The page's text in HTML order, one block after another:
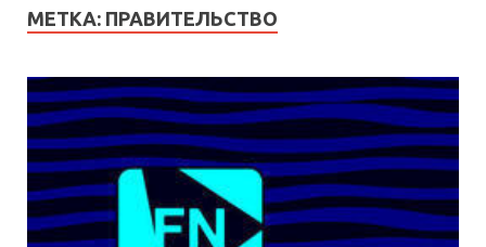
МЕТКА: ПРАВИТЕЛЬСТВО